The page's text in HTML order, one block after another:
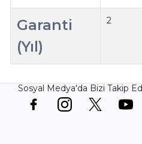
Garanti
(Yıl)
2
Sosyal Medya'da Bizi Takip